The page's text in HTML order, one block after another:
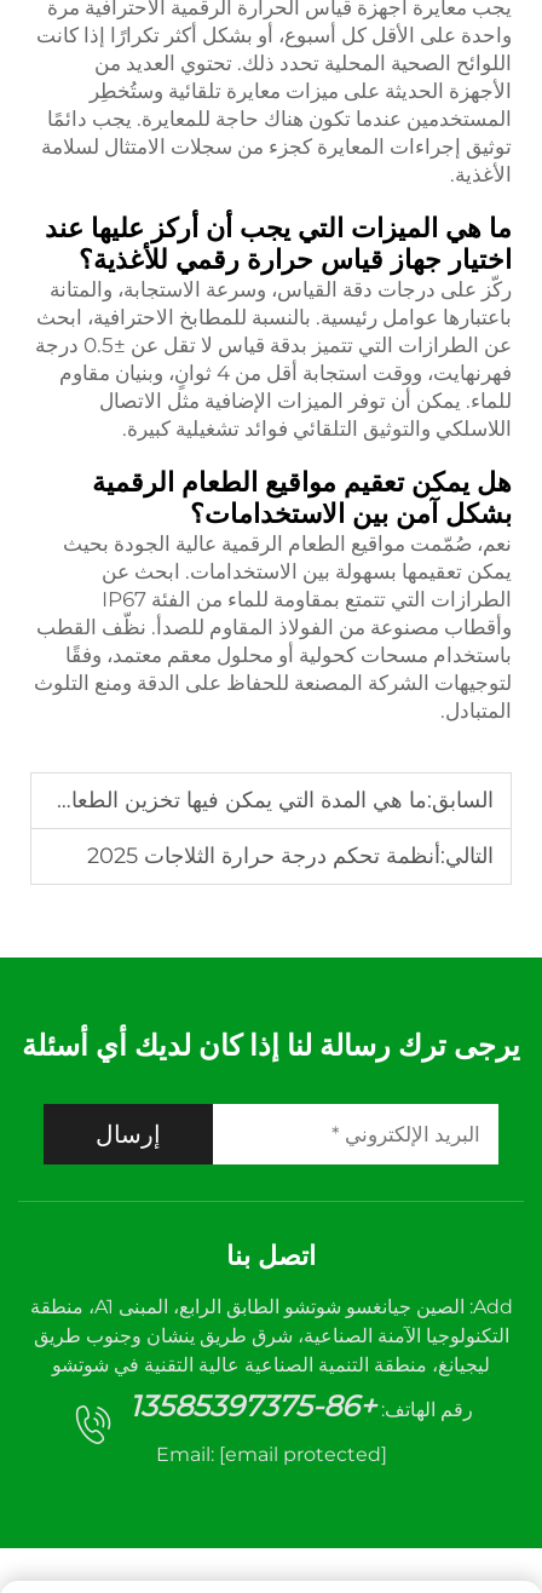
يجب معايرة أجهزة قياس الحرارة الرقمية الاحترافية مرة
واحدة على الأقل كل أسبوع، أو بشكل أكثر تكرارًا إذا كانت
اللوائح الصحية المحلية تحدد ذلك. تحتوي العديد من
الأجهزة الحديثة على ميزات معايرة تلقائية وستُخطِر
المستخدمين عندما تكون هناك حاجة للمعايرة. يجب دائمًا
توثيق إجراءات المعايرة كجزء من سجلات الامتثال لسلامة
الأغذية.
ما هي الميزات التي يجب أن أركز عليها عند
اختيار جهاز قياس حرارة رقمي للأغذية؟
ركّز على درجات دقة القياس، وسرعة الاستجابة، والمتانة
باعتبارها عوامل رئيسية. بالنسبة للمطابخ الاحترافية، ابحث
عن الطرازات التي تتميز بدقة قياس لا تقل عن ±0.5 درجة
فهرنهايت، ووقت استجابة أقل من 4 ثوانٍ، وبنيان مقاوم
للماء. يمكن أن توفر الميزات الإضافية مثل الاتصال
اللاسلكي والتوثيق التلقائي فوائد تشغيلية كبيرة.
هل يمكن تعقيم مواقيع الطعام الرقمية
بشكل آمن بين الاستخدامات؟
نعم، صُمّمت مواقيع الطعام الرقمية عالية الجودة بحيث
يمكن تعقيمها بسهولة بين الاستخدامات. ابحث عن
الطرازات التي تتمتع بمقاومة للماء من الفئة IP67
وأقطاب مصنوعة من الفولاذ المقاوم للصدأ. نظّف القطب
باستخدام مسحات كحولية أو محلول معقم معتمد، وفقًا
لتوجيهات الشركة المصنعة للحفاظ على الدقة ومنع التلوث
المتبادل.
السابق:ما هي المدة التي يمكن فيها تخزين الطعام بشكل آمن دون التحكم في درجة الحرارة؟
التالي:أنظمة تحكم درجة حرارة الثلاجات 2025
يرجى ترك رسالة لنا إذا كان لديك أي أسئلة
إرسال
اتصل بنا
Add: الصين جيانغسو شوتشو الطابق الرابع، المبنى A1، منطقة
التكنولوجيا الآمنة الصناعية، شرق طريق ينشان وجنوب طريق
ليجيانغ، منطقة التنمية الصناعية عالية التقنية في شوتشو
رقم الهاتف: +86-13585397375
Email: [email protected]